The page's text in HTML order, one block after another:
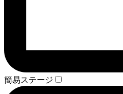
簡易ステージ